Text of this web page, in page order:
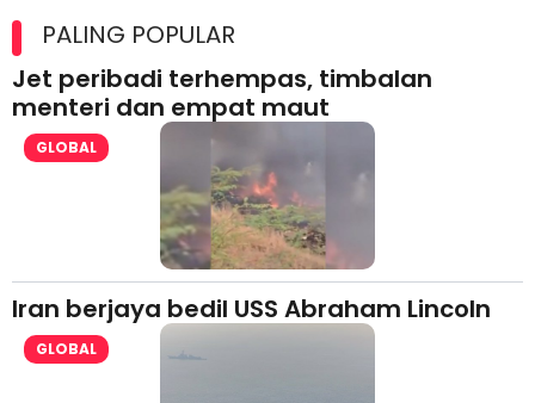
lesen separuh pertama 2026
PALING POPULAR
Jet peribadi terhempas, timbalan
menteri dan empat maut
GLOBAL
Iran berjaya bedil USS Abraham Lincoln
GLOBAL